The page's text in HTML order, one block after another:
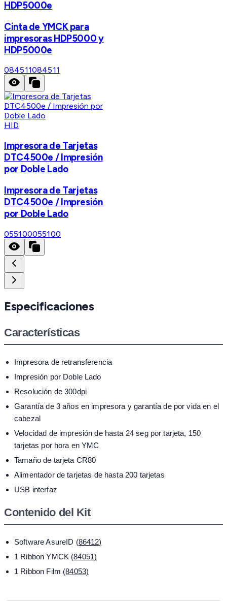
HDP5000e
Cinta de YMCK para
impresoras HDP5000 y
HDP5000e
084511084511
HID
Impresora de Tarjetas
DTC4500e / Impresión
por Doble Lado
Impresora de Tarjetas
DTC4500e / Impresión
por Doble Lado
055100055100
Especificaciones
Características
Impresora de retransferencia
Impresión por Doble Lado
Resolución de 300dpi
Garantía de 3 años en impresora y garantía de por vida en el
cabezal
Velocidad de impresión de hasta 24 seg por tarjeta, 150
tarjetas por hora en YMC
Tamaño de tarjeta CR80
Alimentador de tarjetas de hasta 200 tarjetas
USB interfaz
Contenido del Kit
Software AsureID (86412)
1 Ribbon YMCK (84051)
1 Ribbon Film (84053)